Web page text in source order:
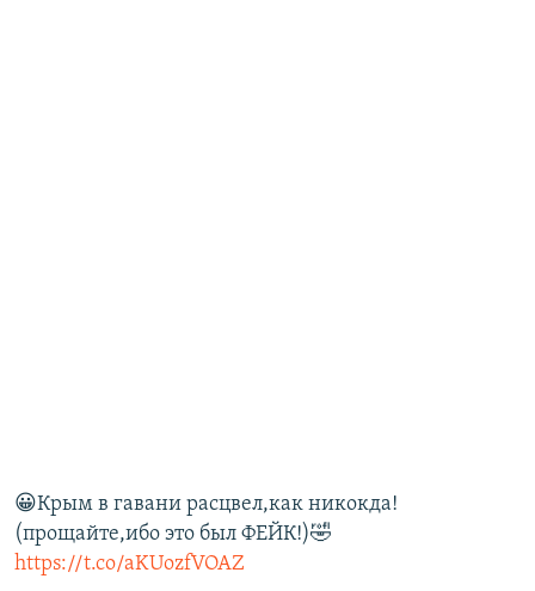
😀Крым в гавани расцвел,как никокда!
(прощайте,ибо это был ФЕЙК!)🤣
https://t.co/aKUozfVOAZ